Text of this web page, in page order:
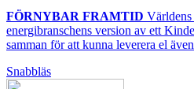
FÖRNYBAR FRAMTID
energibranschens version av ett
samman för att kunna leverera el
Snabbläs